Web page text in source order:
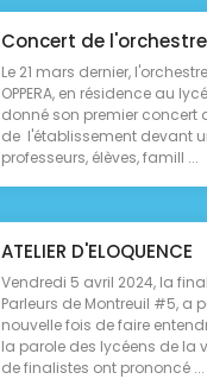
Concert de l'orchestre
Le 21 mars dernier,
OPPERA, en résidence au
donné son premier concert
de l'établissement devant
professeurs, élèves, famill ...
ATELIER D'ELOQUENCE
Vendredi 5 avril 2024, la
Parleurs de Montreuil #5, a
nouvelle fois de faire
la parole des lycéens de la
de finalistes ont prononcé ...